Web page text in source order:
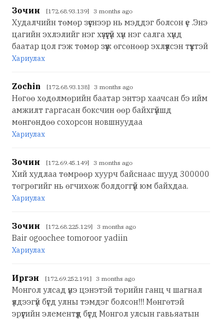
Зочин [172.68.93.139] 3 months ago
Худалчийн төмөр зүүснээр нь мэддэг болсон үе .Энэ
цагийн эхлэлийг нэг хүзүүгүй хүн нэг салга хүнд
баатар цол гэж төмөр зүүж өгсөнөөр эхлүүлсэн түүхтэй
Хариулах
Zochin [172.68.93.138] 3 months ago
Нөгөө хөдөлмөрийн баатар энтэр хаачсан бэ ийм
амжилт гаргасан боксчин өөр байхгүйшд
мөнгөндөө сохорсон новшнуудаа
Хариулах
Зочин [172.69.45.149] 3 months ago
Хий худлаа төмрөөр хуурч байснаас шууд 300000
төгрөгийг нь өгчихөж болдоггүй юм байхдаа.
Хариулах
Зочин [172.68.225.129] 3 months ago
Bair ogoochee tomoroor yadiin
Хариулах
Иргэн [172.69.252.191] 3 months ago
Монгол улсад үнэ цэнэтэй төрийн ганц ч шагнал
үлдээгүй бүгд улны тэмдэг болсон!!! Мөнгөтэй
эрүүгийн элементүүд бүгд Монгол улсын гавьяатын